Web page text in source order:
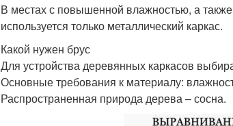
В местах с повышенной влажностью, а также
используется только металлический каркас.
Какой нужен брус
Для устройства деревянных каркасов
Основные требования к материалу:
Распространенная природа дерева – сосна.